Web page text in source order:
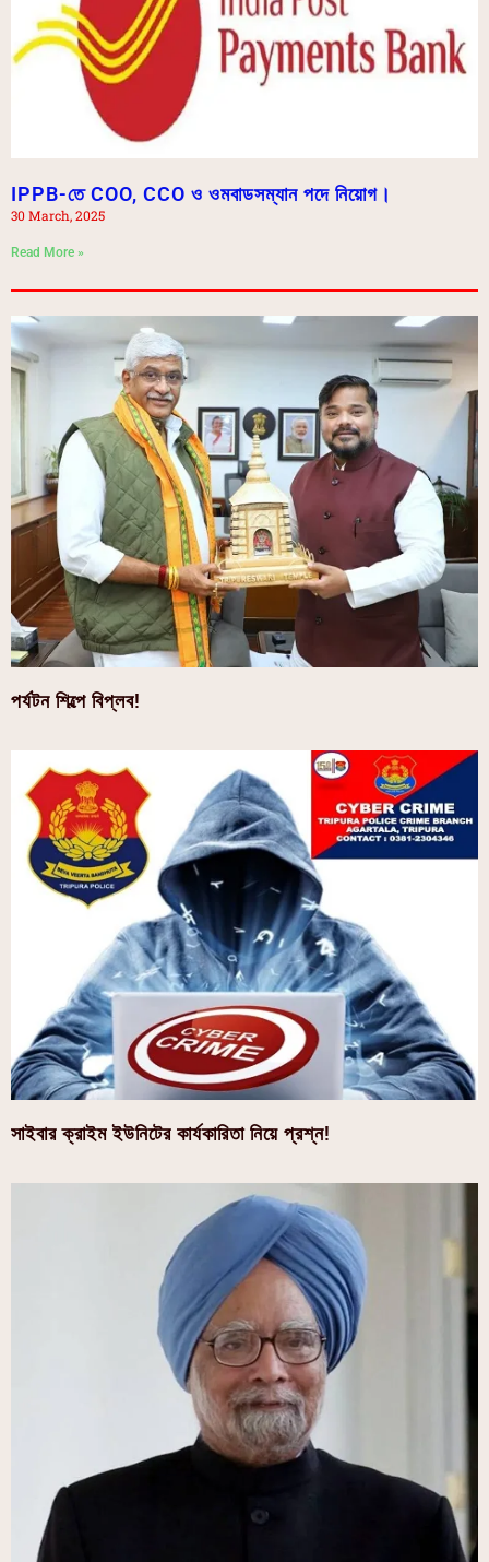
IPPB-তে COO, CCO ও ওমবাডসম্যান পদে নিয়োগ।
30 March, 2025
Read More »
পর্যটন শিল্পে বিপ্লব!
সাইবার ক্রাইম ইউনিটের কার্যকারিতা নিয়ে প্রশ্ন!